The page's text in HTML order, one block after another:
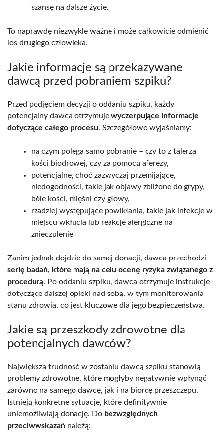
szansę na dalsze życie.
To naprawdę niezwykle ważne i może całkowicie odmienić
los drugiego człowieka.
Jakie informacje są przekazywane
dawcą przed pobraniem szpiku?
Przed podjęciem decyzji o oddaniu szpiku, każdy
potencjalny dawca otrzymuje wyczerpujące informacje
dotyczące całego procesu. Szczegółowo wyjaśniamy:
na czym polega samo pobranie – czy to z talerza
kości biodrowej, czy za pomocą aferezy,
potencjalne, choć zazwyczaj przemijające,
niedogodności, takie jak objawy zbliżone do grypy,
bóle kości, mięśni czy głowy,
rzadziej występujące powikłania, takie jak infekcje w
miejscu wkłucia lub reakcje alergiczne na
znieczulenie.
Zanim jednak dojdzie do samej donacji, dawca przechodzi
serię badań, które mają na celu ocenę ryzyka związanego z
procedurą. Po oddaniu szpiku, dawca otrzymuje instrukcje
dotyczące dalszej opieki nad sobą, w tym monitorowania
stanu zdrowia, co jest kluczowe dla jego bezpieczeństwa.
Jakie są przeszkody zdrowotne dla
potencjalnych dawców?
Największą trudność w zostaniu dawcą szpiku stanowią
problemy zdrowotne, które mogłyby negatywnie wpłynąć
zarówno na samego dawcę, jak i na biorcę przeszczepu.
Istnieją konkretne sytuacje, które definitywnie
uniemożliwiają donację. Do bezwzględnych
przeciwwskazań należą: